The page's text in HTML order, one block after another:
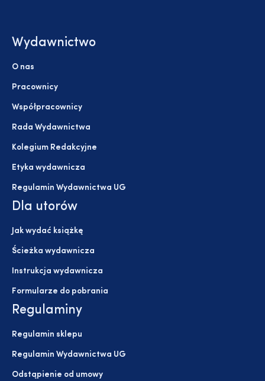
Wydawnictwo
O nas
Pracownicy
Współpracownicy
Rada Wydawnictwa
Kolegium Redakcyjne
Etyka wydawnicza
Regulamin Wydawnictwa UG
Dla utorów
Jak wydać książkę
Ścieżka wydawnicza
Instrukcja wydawnicza
Formularze do pobrania
Regulaminy
Regulamin sklepu
Regulamin Wydawnictwa UG
Odstąpienie od umowy